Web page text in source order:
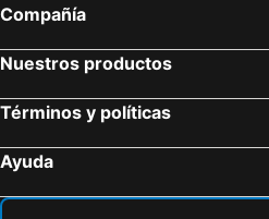
Compañía
Nuestros productos
Términos y políticas
Ayuda